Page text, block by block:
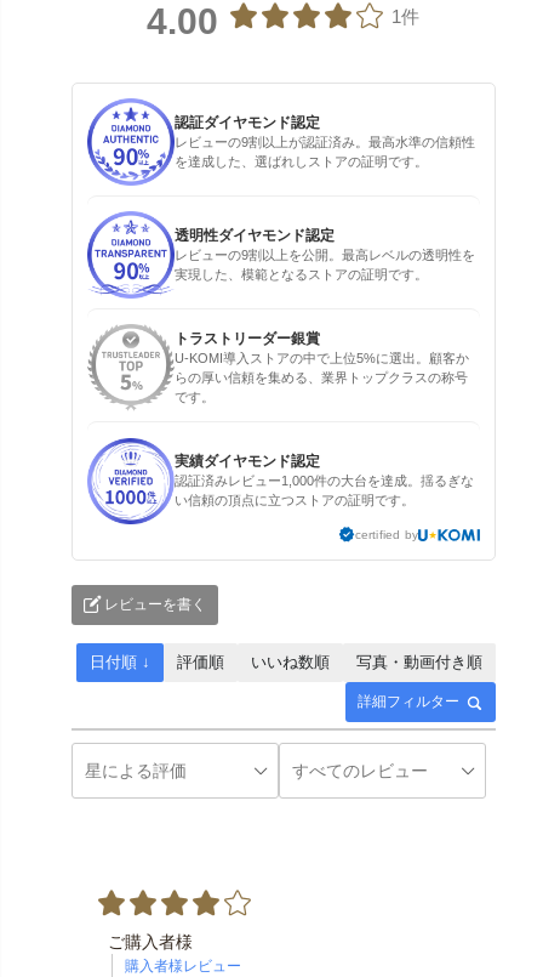
4.00 1件
認証ダイヤモンド認定
レビューの9割以上が認証済み。最高水準の信頼性
を達成した、選ばれしストアの証明です。
透明性ダイヤモンド認定
レビューの9割以上を公開。最高レベルの透明性を
実現した、模範となるストアの証明です。
トラストリーダー銀賞
U-KOMI導入ストアの中で上位5%に選出。顧客か
らの厚い信頼を集める、業界トップクラスの称号
です。
実績ダイヤモンド認定
認証済みレビュー1,000件の大台を達成。揺るぎな
い信頼の頂点に立つストアの証明です。
certified by
レビューを書く
詳細フィルター
日付順 ↓ 評価順 いいね数順 写真・動画付き順
ご購入者様